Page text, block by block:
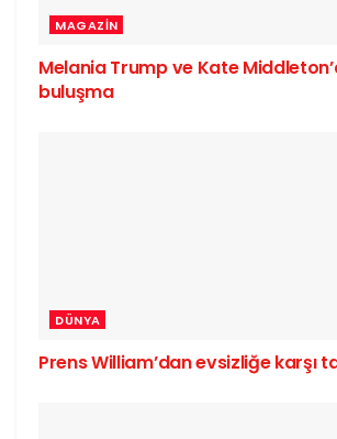
MAGAZIN
Melania Trump ve Kate
buluşma
DÜNYA
Prens William’dan evsizliğe karşı